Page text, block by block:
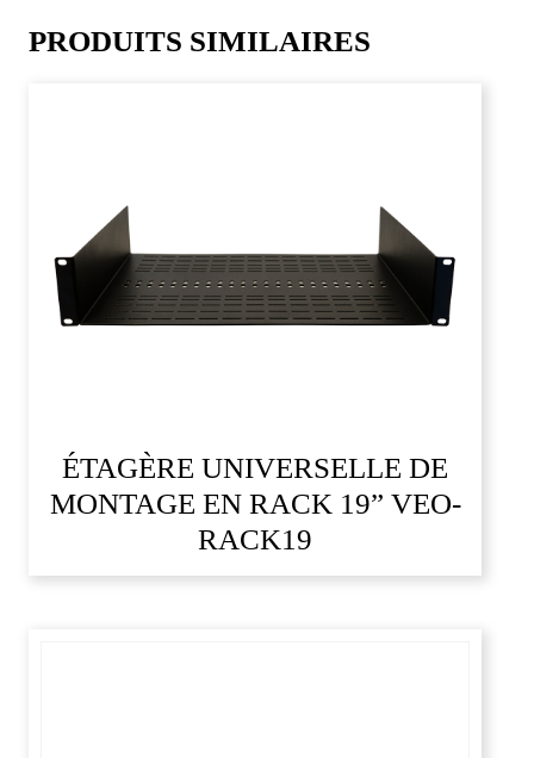
PRODUITS SIMILAIRES
ÉTAGÈRE UNIVERSELLE DE
MONTAGE EN RACK 19” VEO-
RACK19